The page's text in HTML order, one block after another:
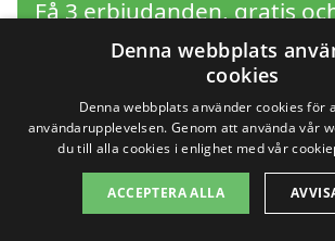
Få 3 erbjudanden, gratis
förpliktelser
Sök efter en
professionell för
Denna webbplats
cookies
Denna webbplats använder cookies för
användarupplevelsen. Genom att använda vår
du till alla cookies i enlighet med vår
ACCEPTERA ALLA